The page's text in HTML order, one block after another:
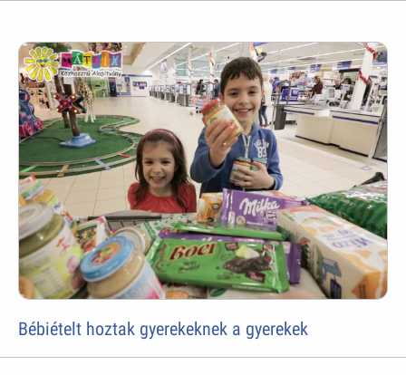
Bébiételt hoztak gyerekeknek a gyerekek